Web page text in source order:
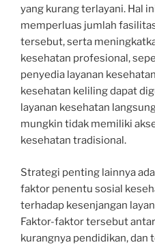
yang kurang terlayani. Hal
memperluas jumlah
tersebut, serta
kesehatan profesional,
penyedia layanan
kesehatan keliling dapat
layanan kesehatan
mungkin tidak memiliki
kesehatan tradisional.
Strategi penting lainnya
faktor penentu sosial
terhadap kesenjangan
Faktor-faktor tersebut
kurangnya pendidikan, dan